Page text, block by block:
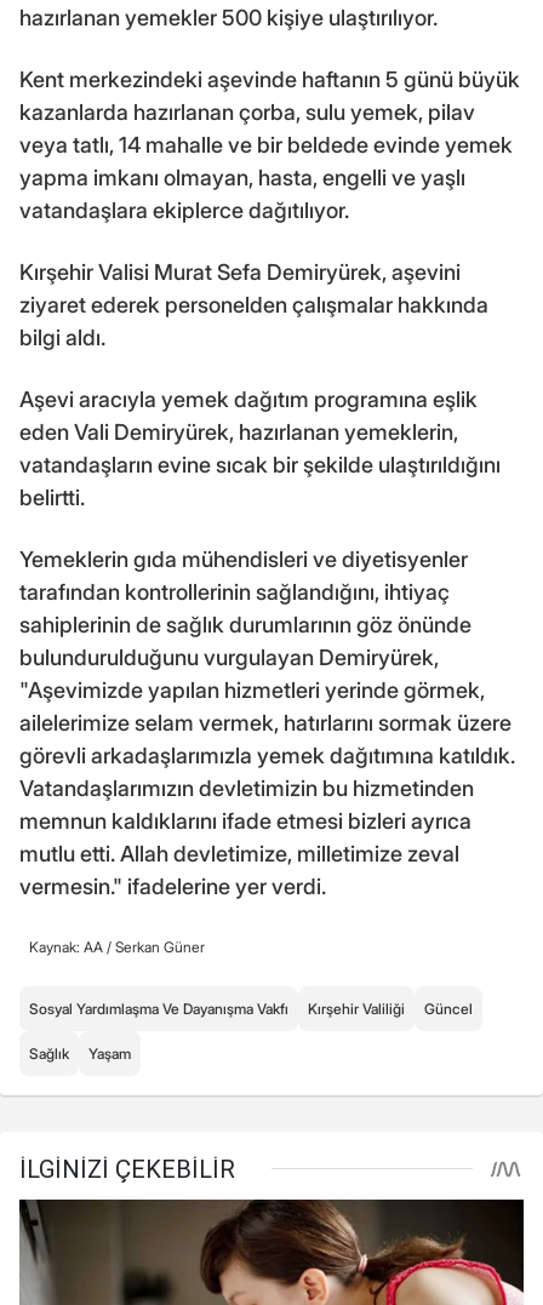
hazırlanan yemekler 500 kişiye ulaştırılıyor.
Kent merkezindeki aşevinde haftanın 5 günü büyük
kazanlarda hazırlanan çorba, sulu yemek, pilav
veya tatlı, 14 mahalle ve bir beldede evinde yemek
yapma imkanı olmayan, hasta, engelli ve yaşlı
vatandaşlara ekiplerce dağıtılıyor.
Kırşehir Valisi Murat Sefa Demiryürek, aşevini
ziyaret ederek personelden çalışmalar hakkında
bilgi aldı.
Aşevi aracıyla yemek dağıtım programına eşlik
eden Vali Demiryürek, hazırlanan yemeklerin,
vatandaşların evine sıcak bir şekilde ulaştırıldığını
belirtti.
Yemeklerin gıda mühendisleri ve diyetisyenler
tarafından kontrollerinin sağlandığını, ihtiyaç
sahiplerinin de sağlık durumlarının göz önünde
bulundurulduğunu vurgulayan Demiryürek,
"Aşevimizde yapılan hizmetleri yerinde görmek,
ailelerimize selam vermek, hatırlarını sormak üzere
görevli arkadaşlarımızla yemek dağıtımına katıldık.
Vatandaşlarımızın devletimizin bu hizmetinden
memnun kaldıklarını ifade etmesi bizleri ayrıca
mutlu etti. Allah devletimize, milletimize zeval
vermesin." ifadelerine yer verdi.
Kaynak: AA / Serkan Güner
Sosyal Yardımlaşma Ve Dayanışma Vakfı Kırşehir Valiliği Güncel
Sağlık Yaşam